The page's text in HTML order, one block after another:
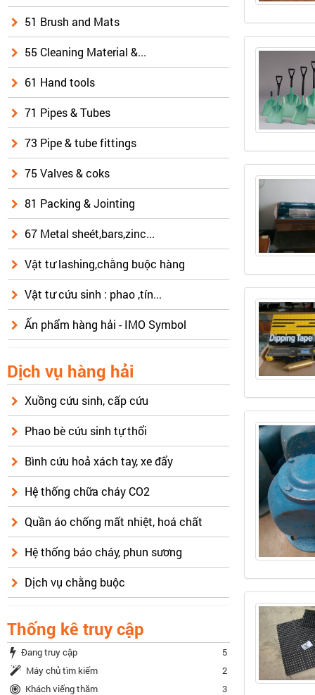
51 Brush and Mats
55 Cleaning Material &...
61 Hand tools
71 Pipes & Tubes
73 Pipe & tube fittings
75 Valves & coks
81 Packing & Jointing
67 Metal sheét,bars,zinc...
Vật tư lashing,chằng buộc hàng
Vật tư cứu sinh : phao ,tín...
Ấn phẩm hàng hải - IMO Symbol
Dịch vụ hàng hải
Xuồng cứu sinh, cấp cứu
Phao bè cứu sinh tự thổi
Bình cứu hoả xách tay, xe đẩy
Hệ thống chữa cháy CO2
Quần áo chống mất nhiệt, hoá chất
Hệ thống báo cháy, phun sương
Dịch vụ chằng buộc
Thống kê truy cập
Đang truy cập
5
Máy chủ tìm kiếm
2
Khách viếng thăm
3